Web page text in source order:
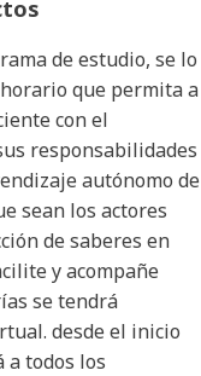
de estudio, se lo
que permita a
con el
responsabilidades
autónomo de
sean los actores
de saberes en
y acompañe
se tendrá
desde el inicio
a todos los